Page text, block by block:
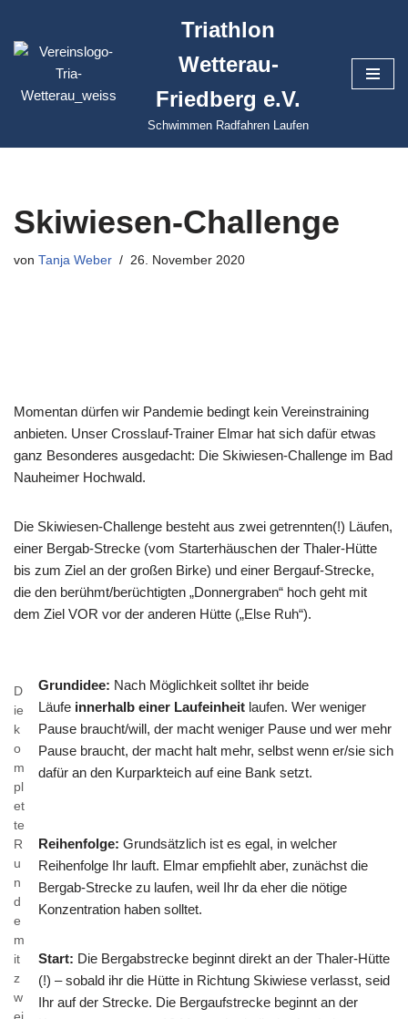
Zum
springen
Triathlon
Wetterau-
Friedberg e.V.
Schwimmen Radfahren Laufen
Skiwiesen-Challenge
von Tanja Weber 26. November 2020
Momentan dürfen wir Pandemie bedingt kein Vereinstraining
anbieten. Unser Crosslauf-Trainer Elmar hat sich dafür etwas
ganz Besonderes ausgedacht: Die Skiwiesen-Challenge im Bad
Nauheimer Hochwald.
Die Skiwiesen-Challenge besteht aus zwei getrennten(!) Läufen,
einer Bergab-Strecke (vom Starterhäuschen der Thaler-Hütte
bis zum Ziel an der großen Birke) und einer Bergauf-Strecke,
die den berühmt/berüchtigten „Donnergraben“ hoch geht mit
dem Ziel VOR vor der anderen Hütte („Else Ruh“).
D
ie
k
o
m
pl
et
te
R
u
n
d
e
m
it
z
w
ei
Grundidee: Nach Möglichkeit solltet ihr beide
Läufe innerhalb einer Laufeinheit laufen. Wer weniger
Pause braucht/will, der macht weniger Pause und wer mehr
Pause braucht, der macht halt mehr, selbst wenn er/sie sich
dafür an den Kurparkteich auf eine Bank setzt.
Reihenfolge: Grundsätzlich ist es egal, in welcher
Reihenfolge Ihr lauft. Elmar empfiehlt aber, zunächst die
Bergab-Strecke zu laufen, weil Ihr da eher die nötige
Konzentration haben solltet.
Start: Die Bergabstrecke beginnt direkt an der Thaler-Hütte
(!) – sobald ihr die Hütte in Richtung Skiwiese verlasst, seid
Ihr auf der Strecke. Die Bergaufstrecke beginnt an der